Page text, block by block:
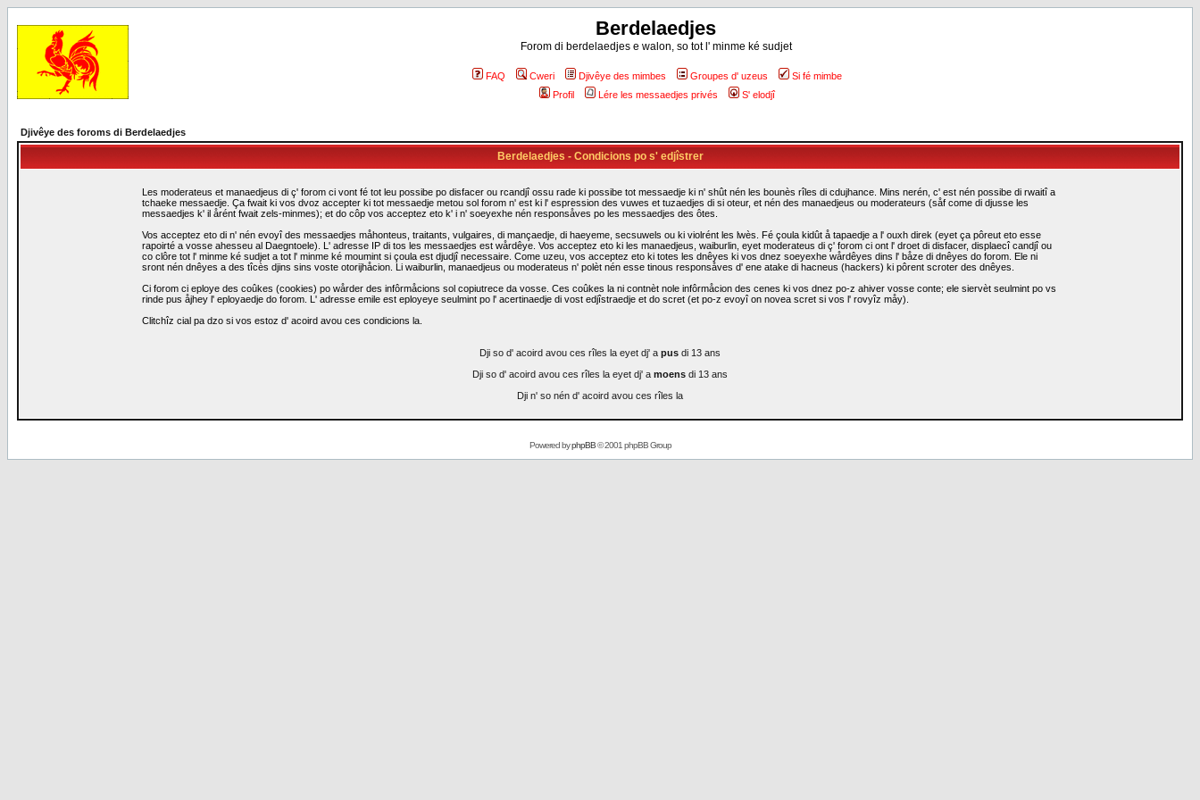
Berdelaedjes
Forom di berdelaedjes e walon, so tot l' minme ké sudjet
FAQ Cweri Djivêye des mimbes Groupes d' uzeus
Si fé mimbe
Profil
Lére les messaedjes privés S' elodjî
Djivêye des foroms di Berdelaedjes
Berdelaedjes - Condicions po s' edjîstrer
Les moderateus et manaedjeus di ç' forom ci vont fé tot leu possibe po disfacer ou rcandjî ossu rade ki possibe tot messaedje ki n' shût nén les bounès rîles di cdujhance. Mins nerén, c' est nén possibe di rwaitî a
tchaeke messaedje. Ça fwait ki vos dvoz accepter ki tot messaedje metou sol forom n' est ki l' espression des vuwes et tuzaedjes di si oteur, et nén des manaedjeus ou moderateurs (såf come di djusse les
messaedjes k' il årént fwait zels-minmes); et do côp vos acceptez eto k' i n' soeyexhe nén responsåves po les messaedjes des ôtes.
Vos acceptez eto di n' nén evoyî des messaedjes måhonteus, traitants, vulgaires, di mançaedje, di haeyeme, secsuwels ou ki violrént les lwès. Fé çoula kidût å tapaedje a l' ouxh direk (eyet ça pôreut eto esse
rapoirté a vosse ahesseu al Daegntoele). L' adresse IP di tos les messaedjes est wårdêye. Vos acceptez eto ki les manaedjeus, waiburlin, eyet moderateus di ç' forom ci ont l' droet di disfacer, displaecî candjî ou
co clôre tot l' minme ké sudjet a tot l' minme ké moumint si çoula est djudjî necessaire. Come uzeu, vos acceptez eto ki totes les dnêyes ki vos dnez soeyexhe wårdêyes dins l' båze di dnêyes do forom. Ele ni
sront nén dnêyes a des tîcès djins sins voste otorijhåcion. Li waiburlin, manaedjeus ou moderateus n' polèt nén esse tinous responsåves d' ene atake di hacneus (hackers) ki pôrent scroter des dnêyes.
Ci forom ci eploye des coûkes (cookies) po wårder des infôrmåcions sol copiutrece da vosse. Ces coûkes la ni contnèt nole infôrmåcion des cenes ki vos dnez po-z ahiver vosse conte; ele siervèt seulmint po vs
rinde pus åjhey l' eployaedje do forom. L' adresse emile est eployeye seulmint po l' acertinaedje di vost edjîstraedje et do scret (et po-z evoyî on novea scret si vos l' rovyîz måy).
Clitchîz cial pa dzo si vos estoz d' acoird avou ces condicions la.
Dji so d' acoird avou ces rîles la eyet dj' a pus di 13 ans
Dji so d' acoird avou ces rîles la eyet dj' a moens di 13 ans
Dji n' so nén d' acoird avou ces rîles la
Powered byphpBB© 2001 phpBB Group